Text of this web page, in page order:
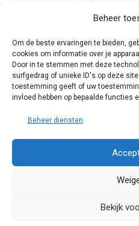
Beheer
Om de beste ervaringen te bieden,
cookies om informatie over je
Door in te stemmen met deze
surfgedrag of unieke ID's op deze
toestemming geeft of uw
invloed hebben op bepaalde functies
Beheer diensten
Bekijk
Cookie